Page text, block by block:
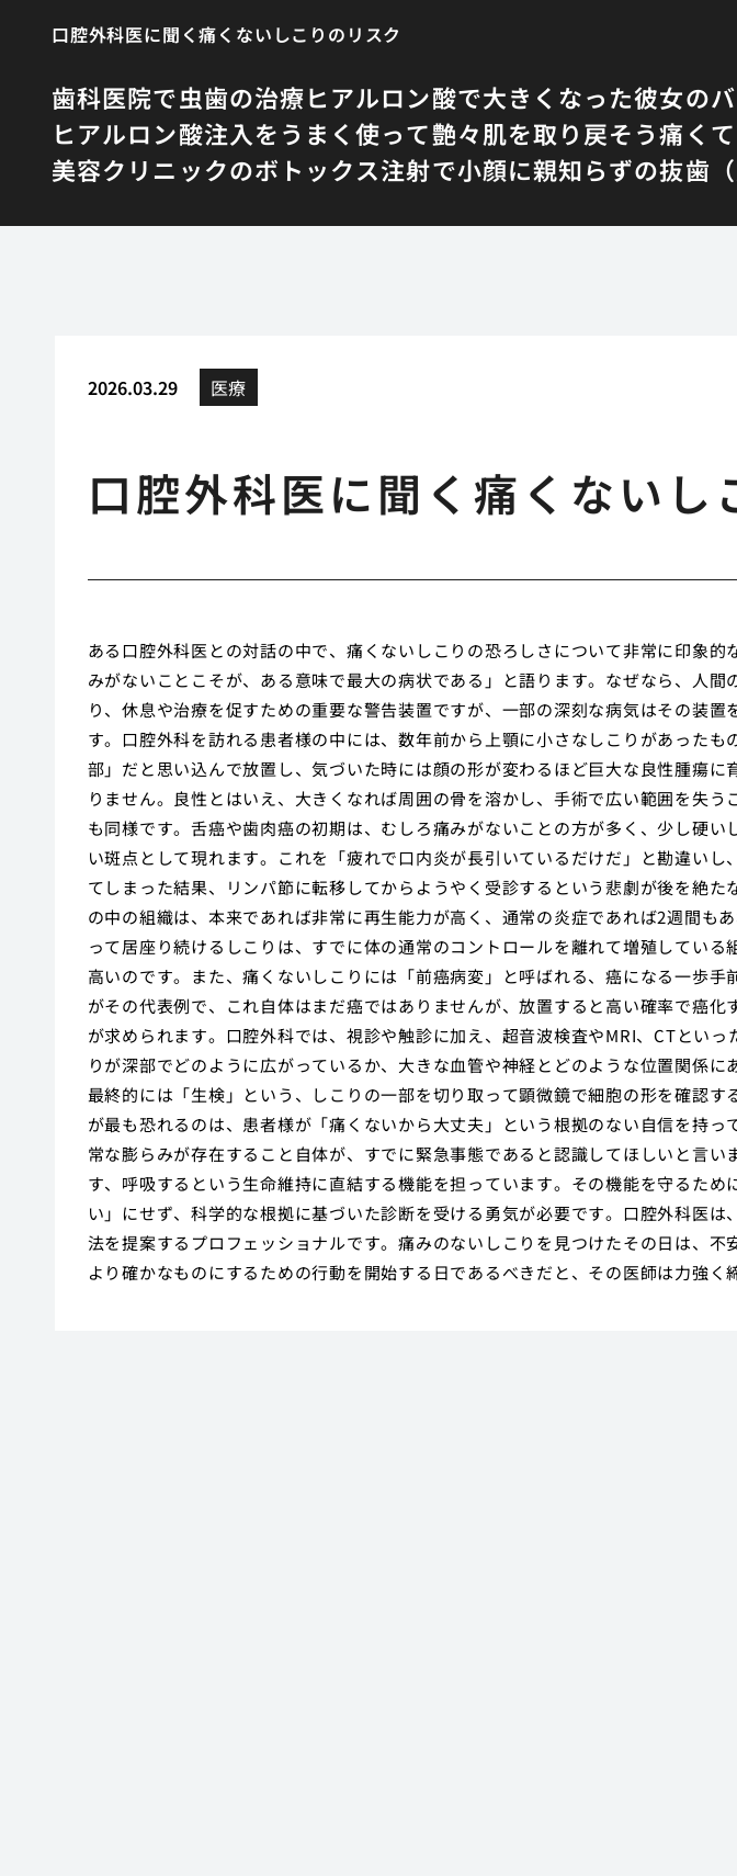
口腔外科医に聞く痛くないしこりのリスク
歯科医院で虫歯の治療ヒアルロン酸で大きくなった彼女の
ヒアルロン酸注入をうまく使って艶々肌を取り戻そう痛く
美容クリニックのボトックス注射で小顔に親知らずの抜歯（
2026.03.29 医療
口腔外科医に聞く痛くないし
ある口腔外科医との対話の中で、痛くないしこりの恐ろしさについて非常に印象
みがないことこそが、ある意味で最大の病状である」と語ります。なぜなら、人間
り、休息や治療を促すための重要な警告装置ですが、一部の深刻な病気はその装置
す。口腔外科を訪れる患者様の中には、数年前から上顎に小さなしこりがあったも
部」だと思い込んで放置し、気づいた時には顔の形が変わるほど巨大な良性腫瘍に
りません。良性とはいえ、大きくなれば周囲の骨を溶かし、手術で広い範囲を失う
も同様です。舌癌や歯肉癌の初期は、むしろ痛みがないことの方が多く、少し硬い
い斑点として現れます。これを「疲れで口内炎が長引いているだけだ」と勘違いし
てしまった結果、リンパ節に転移してからようやく受診するという悲劇が後を絶た
の中の組織は、本来であれば非常に再生能力が高く、通常の炎症であれば2週間も
って居座り続けるしこりは、すでに体の通常のコントロールを離れて増殖してい
高いのです。また、痛くないしこりには「前癌病変」と呼ばれる、癌になる一歩
がその代表例で、これ自体はまだ癌ではありませんが、放置すると高い確率で癌化
が求められます。口腔外科では、視診や触診に加え、超音波検査やMRI、CTとい
りが深部でどのように広がっているか、大きな血管や神経とどのような位置関係に
最終的には「生検」という、しこりの一部を切り取って顕微鏡で細胞の形を確認す
が最も恐れるのは、患者様が「痛くないから大丈夫」という根拠のない自信を持
常な膨らみが存在すること自体が、すでに緊急事態であると認識してほしいと言い
す、呼吸するという生命維持に直結する機能を担っています。その機能を守るため
い」にせず、科学的な根拠に基づいた診断を受ける勇気が必要です。口腔外科医
法を提案するプロフェッショナルです。痛みのないしこりを見つけたその日は、不
より確かなものにするための行動を開始する日であるべきだと、その医師は力強く